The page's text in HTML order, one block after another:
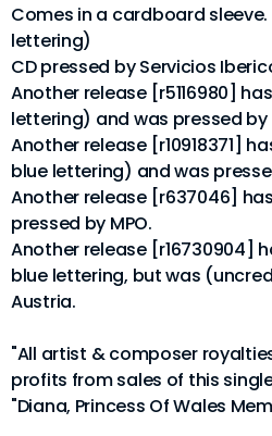
Comes in a cardboard
lettering)
CD pressed by Servicios
Another release [r5116980]
lettering) and was pressed by
Another release [r10918371]
blue lettering) and was
Another release [r637046]
pressed by MPO.
Another release [r16730904]
blue lettering, but was
Austria.
"All artist & composer
profits from sales of this
"Diana, Princess Of Wales